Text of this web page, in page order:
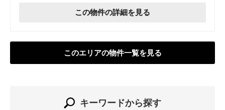
この物件の詳細を見る
このエリアの物件一覧を見る
キーワードから探す